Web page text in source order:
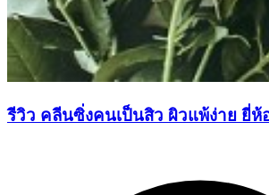
รีวิว คลีนซิ่งคนเป็นสิว ผิวแพ้ง่าย ยี่ห้